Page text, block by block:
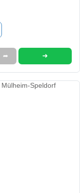
➦ ➜